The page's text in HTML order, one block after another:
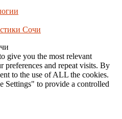
Сочи
give you the most relevant
preferences and repeat visits. By
to the use of ALL the cookies.
Settings" to provide a controlled